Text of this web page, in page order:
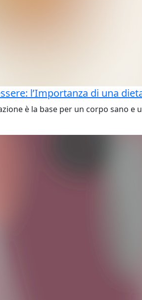
l’Importanza di una
è la base per un corpo sano e